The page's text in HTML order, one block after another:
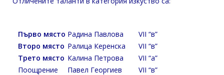
Първо място Радина Павлова
VII “в”
Второ място Ралица Керенска
VII “в”
Трето място Калина Петрова
VII “а”
Поощрение
Павел Георгиев
VII “в”